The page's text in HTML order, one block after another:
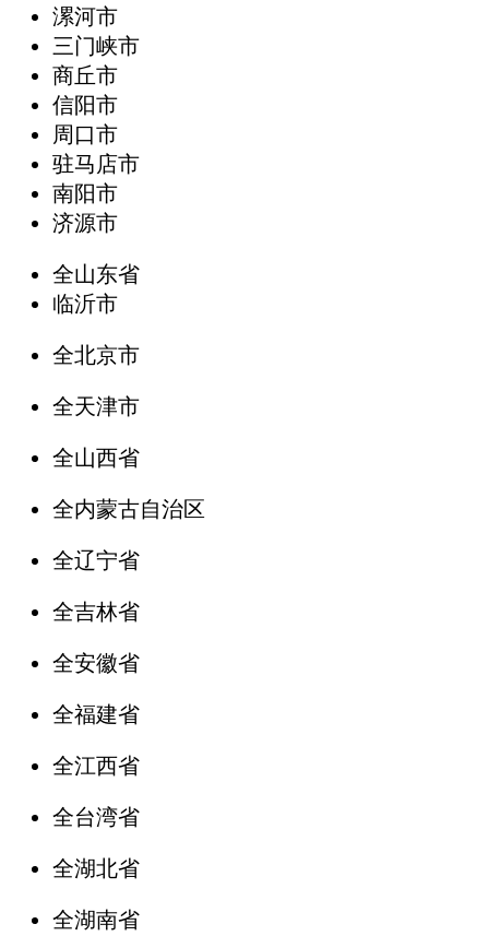
漯河市
三门峡市
商丘市
信阳市
周口市
驻马店市
南阳市
济源市
全山东省
临沂市
全北京市
全天津市
全山西省
全内蒙古自治区
全辽宁省
全吉林省
全安徽省
全福建省
全江西省
全台湾省
全湖北省
全湖南省